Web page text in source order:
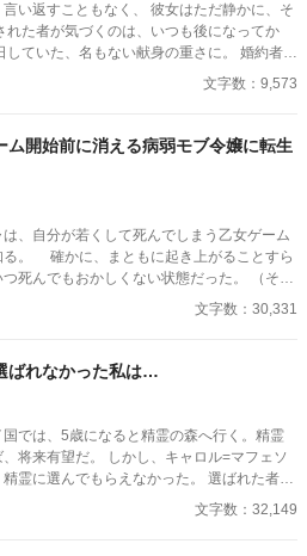
神話、古代バビロニアをベースにしたファ
ネの一人称は『私』と書いて『わたくし』
い返すこともなく、 彼女はただ静かに、そ
いた、名もない献身の重さに。 婚約者
たり前」を支えていた手が消えたとき、 失
見えてくる。 ざまぁを声高に描か
※S01「捨てられ令嬢」のア
割。 ※アルファ読者向け：関係性・感情の
文字数：9,573
ム開始前に消える病弱モブ令嬢に転生
、自分が若くして死んでしまう乙女ゲーム
る。 確かに、まともに起き上がることすら
んでもおかしくない状態だった。 （そん
しければ、あ
ルイシャは、「生きる」ために努力するこ
投稿しまし
文字数：30,331
ばれなかった私は…
では、5歳になると精霊の森へ行く。精霊
かし、キャロル=マフェソ
選んでもらえなかった。 選ばれた者
るべく通う。 選ばれなかった者
族なら、より高い地位を狙
文字数：32,149